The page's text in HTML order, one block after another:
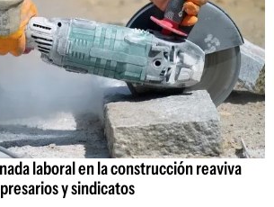
laboral en la construcción reaviva
y sindicatos